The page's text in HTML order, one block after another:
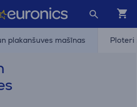
plakanšuves mašīnas Ploteri